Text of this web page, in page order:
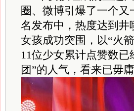
圈、微博引爆了一个
名发布中，热度达到井
女孩成功突围，以“火
11位少女累计点赞数
团”的人气，看来已毋庸